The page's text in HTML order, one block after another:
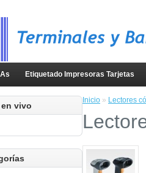
Etiquetado Impresoras Tarjetas
vivo
Inicio » Lectores